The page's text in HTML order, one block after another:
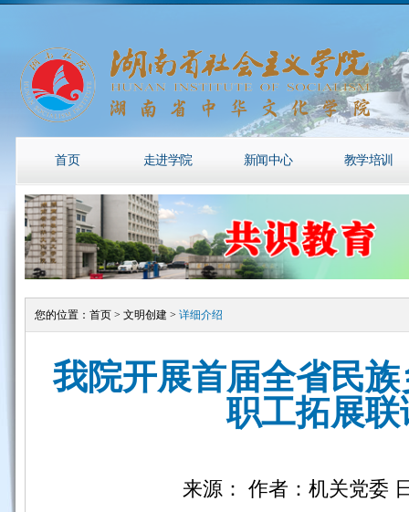
首页 走进学院 新闻中心 教学培训
您的位置： 首页> 文明创建> 详细介绍
我院开展首届全省民
职工拓展
来源： 作者：机关党委